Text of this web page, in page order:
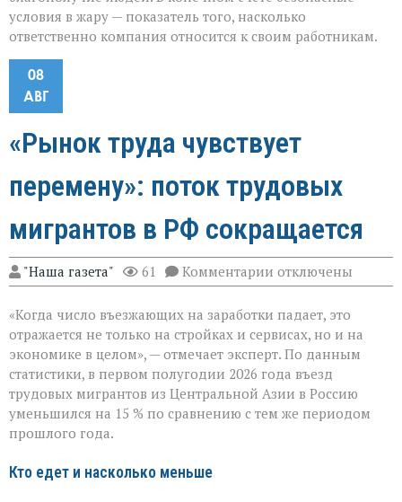
условия в жару — показатель того, насколько
ответственно компания относится к своим работникам.
08
АВГ
«Рынок труда чувствует
перемену»: поток трудовых
мигрантов в РФ сокращается
"Наша газета" 61 Комментарии к
записи
труда
чувствует
перемену»:
поток
трудовых
мигрантов
в
РФ
отключены
«Когда число въезжающих на заработки падает, это
отражается не только на стройках и сервисах, но и на
экономике в целом», — отмечает эксперт. По данным
статистики, в первом полугодии 2026 года въезд
трудовых мигрантов из Центральной Азии в Россию
уменьшился на 15 % по сравнению с тем же периодом
прошлого года.
Кто едет и насколько меньше